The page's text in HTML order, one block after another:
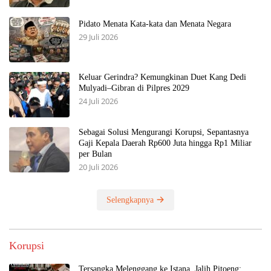
Pidato Menata Kata-kata dan Menata Negara
29 Juli 2026
Keluar Gerindra? Kemungkinan Duet Kang Dedi
Mulyadi–Gibran di Pilpres 2029
24 Juli 2026
Sebagai Solusi Mengurangi Korupsi, Sepantasnya
Gaji Kepala Daerah Rp600 Juta hingga Rp1 Miliar
per Bulan
20 Juli 2026
Selengkapnya
Korupsi
Tersangka Melenggang ke Istana, Jalih Pitoeng: